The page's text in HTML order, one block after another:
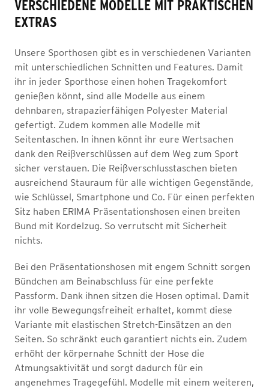
VERSCHIEDENE MODELLE MIT PRAKTISCHEN
EXTRAS
Unsere Sporthosen gibt es in verschiedenen Varianten
mit unterschiedlichen Schnitten und Features. Damit
ihr in jeder Sporthose einen hohen Tragekomfort
genießen könnt, sind alle Modelle aus einem
dehnbaren, strapazierfähigen Polyester Material
gefertigt. Zudem kommen alle Modelle mit
Seitentaschen. In ihnen könnt ihr eure Wertsachen
dank den Reißverschlüssen auf dem Weg zum Sport
sicher verstauen. Die Reißverschlusstaschen bieten
ausreichend Stauraum für alle wichtigen Gegenstände,
wie Schlüssel, Smartphone und Co. Für einen perfekten
Sitz haben ERIMA Präsentationshosen einen breiten
Bund mit Kordelzug. So verrutscht mit Sicherheit
nichts.
Bei den Präsentationshosen mit engem Schnitt sorgen
Bündchen am Beinabschluss für eine perfekte
Passform. Dank ihnen sitzen die Hosen optimal. Damit
ihr volle Bewegungsfreiheit erhaltet, kommt diese
Variante mit elastischen Stretch-Einsätzen an den
Seiten. So schränkt euch garantiert nichts ein. Zudem
erhöht der körpernahe Schnitt der Hose die
Atmungsaktivität und sorgt dadurch für ein
angenehmes Tragegefühl. Modelle mit einem weiteren,